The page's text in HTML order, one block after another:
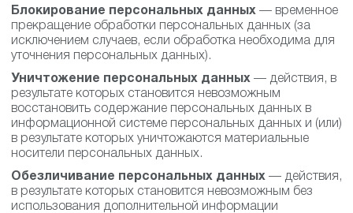
Блокирование персональных данных — временное
прекращение обработки персональных данных (за
исключением случаев, если обработка необходима для
уточнения персональных данных).
Уничтожение персональных данных — действия, в
результате которых становится невозможным
восстановить содержание персональных данных в
информационной системе персональных данных и (или)
в результате которых уничтожаются материальные
носители персональных данных.
Обезличивание персональных данных — действия,
в результате которых становится невозможным без
использования дополнительной информации